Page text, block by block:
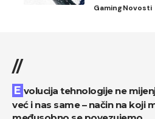
GamingNovosti
//
Evolucija tehnologije ne mijenja samo svijet oko nas,
već i nas same – način na koji